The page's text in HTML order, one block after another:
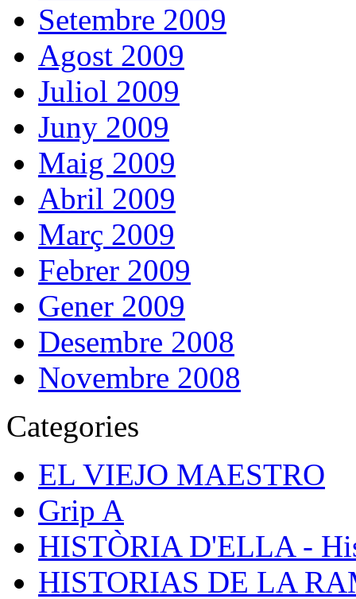
Setembre 2009
Agost 2009
Juliol 2009
Juny 2009
Maig 2009
Abril 2009
Març 2009
Febrer 2009
Gener 2009
Desembre 2008
Novembre 2008
Categories
EL VIEJO MAESTRO
Grip A
HISTÒRIA D'ELLA -
HISTORIAS DE LA